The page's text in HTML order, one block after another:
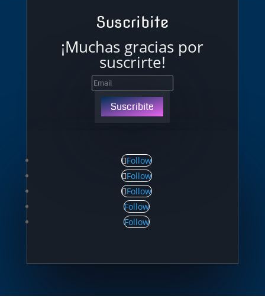
Suscribite
¡Muchas gracias por
suscrirte!
Suscribite
Follow
Follow
Follow
Follow
Follow